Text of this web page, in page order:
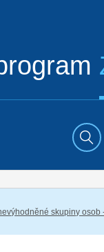
skupiny osob